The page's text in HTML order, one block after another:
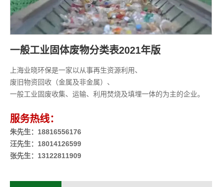
一般工业固体废物分类表2021年版
上海业晓环保是一家以从事再生资源利用、
废旧物资回收（金属及非金属）、
一般工业固废收集、运输、利用焚烧及填埋一体的为主的企业。
服务热线：
朱先生：18816556176
汪先生：18014126599
张先生：13122811909